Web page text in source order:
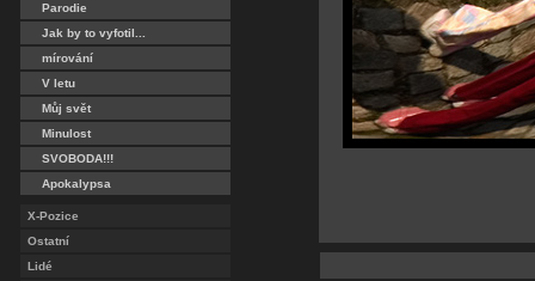
Parodie
Jak by to vyfotil...
mírování
V letu
Můj svět
Minulost
SVOBODA!!!
Apokalypsa
X-Pozice
Ostatní
Lidé